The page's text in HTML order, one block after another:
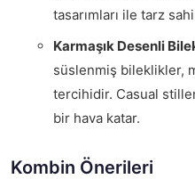
tasarımları ile tarz
Karmaşık Desenli
süslenmiş bileklikler,
tercihidir. Casual
bir hava katar.
Kombin Önerileri